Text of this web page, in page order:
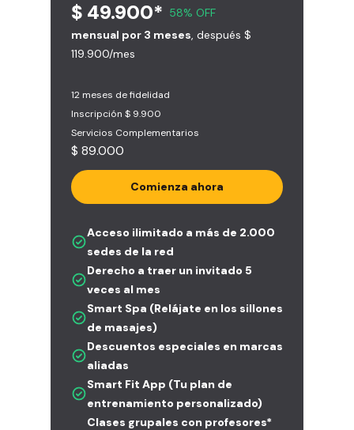
$ 49.900* 58% OFF
mensual por 3 meses , después $
119.900/mes
12 meses de fidelidad
Inscripción $ 9.900
Servicios Complementarios
$ 89.000
Comienza ahora
Acceso ilimitado a más de 2.000
sedes de la red
Derecho a traer un invitado 5
veces al mes
Smart Spa (Relájate en los sillones
de masajes)
Descuentos especiales en marcas
aliadas
Smart Fit App (Tu plan de
entrenamiento personalizado)
Clases grupales con profesores*